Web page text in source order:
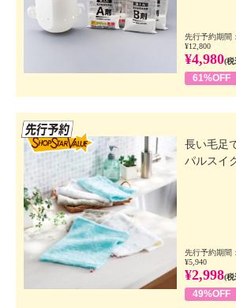
先行予約期間
¥12,800
¥4,980(税
61%OFF
長い毛足
パルスイ
先行予約期間
¥5,940
¥2,998(税
49%OFF